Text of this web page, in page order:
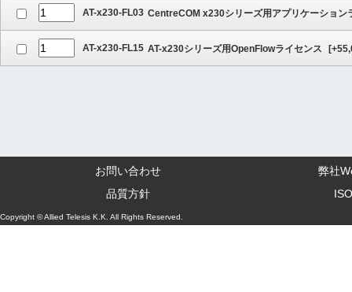
AT-x230-FL03 CentreCOM x230シリーズ用アプリケーション
AT-x230-FL15 AT-x230シリーズ用OpenFlowライセンス [
お問い合わせ
弊社
品質方針
Copyright © Allied Telesis K.K. All Rights Reserved.